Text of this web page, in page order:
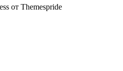
от Themespride